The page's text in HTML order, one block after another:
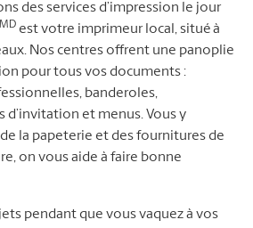
des services d’impression le jour
MD est votre imprimeur local, situé à
Nos centres offrent une panoplie
pour tous vos documents :
banderoles,
d’invitation et menus. Vous y
la papeterie et des fournitures de
on vous aide à faire bonne
pendant que vous vaquez à vos